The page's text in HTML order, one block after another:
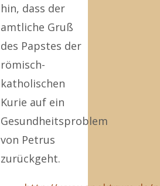
hin, dass der
amtliche Gruß
des Papstes der
römisch-
katholischen
Kurie auf ein
Gesundheitsproblem
von Petrus
zurückgeht.